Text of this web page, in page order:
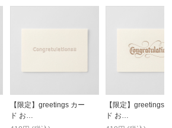
【限定】greetings カー
ド お…
【限定】greetings
ド お…